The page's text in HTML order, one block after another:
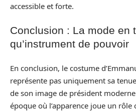
accessible et forte.
Conclusion : La mode en
qu’instrument de pouvoir
En conclusion, le costume
représente pas uniquement sa
de son image de président
époque où l’apparence joue un rôle